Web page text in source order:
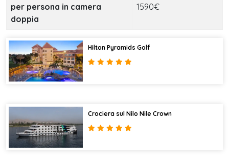
per persona in camera
doppia
1590€
Hilton Pyramids Golf
Crociera sul Nilo Nile Crown